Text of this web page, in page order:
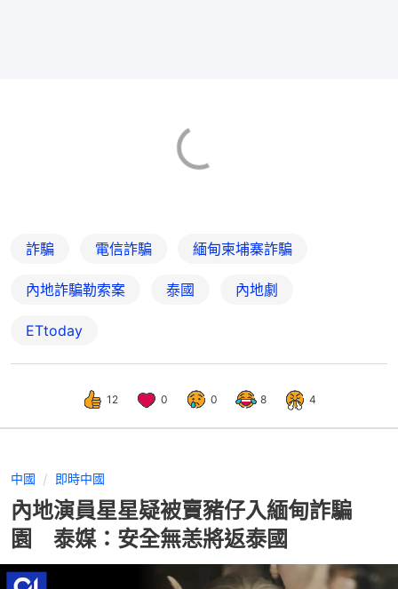
詐騙 電信詐騙 緬甸柬埔寨詐騙
內地詐騙勒索案 泰國 內地劇
ETtoday
12 0 0 8 4
中國 即時中國
內地演員星星疑被賣豬仔入緬甸詐騙
園 泰媒：安全無恙將返泰國